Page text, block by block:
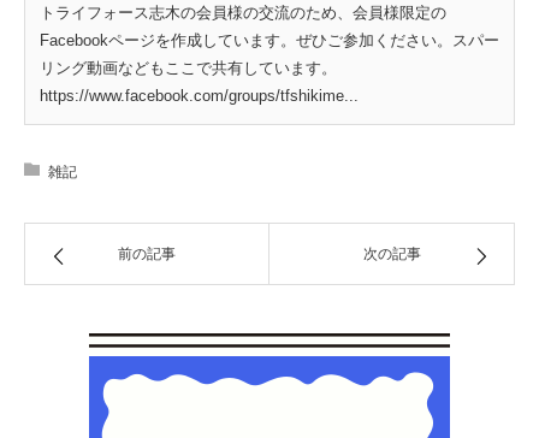
トライフォース志木の会員様の交流のため、会員様限定の
Facebookページを作成しています。ぜひご参加ください。スパー
リング動画などもここで共有しています。
https://www.facebook.com/groups/tfshikime...
雑記
前の記事 次の記事